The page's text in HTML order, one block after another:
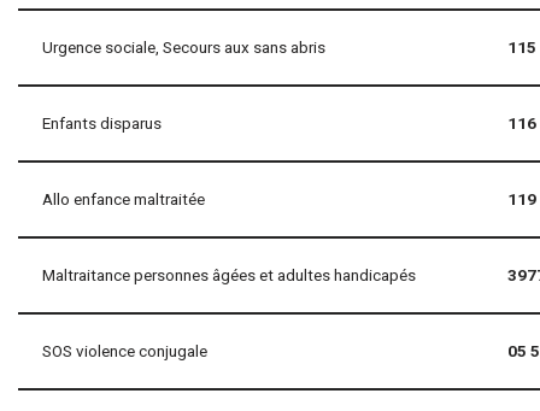
Urgence sociale, Secours aux sans abris 115
Enfants disparus 116
Allo enfance maltraitée 119
Maltraitance personnes âgées et adultes handicapés
SOS violence conjugale 05